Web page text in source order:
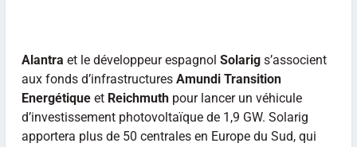
Alantra et le développeur espagnol Solarigs’associent
aux fonds d’infrastructures Amundi Transition
Energétiqueet Reichmuthpour lancer un véhicule
d’investissement photovoltaïque de 1,9 GW. Solarig
apportera plus de 50 centrales en Europe du Sud, qui